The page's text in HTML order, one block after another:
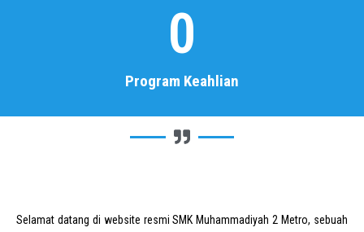
Program Keahlian
0
Selamat datang di website resmi SMK Muhammadiyah 2 Metro, sebuah